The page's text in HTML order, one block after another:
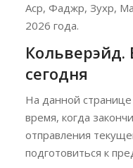
Аср, Фаджр, Зухр,
2026 года.
сегодня
На данной
время, когда
отправления
подготовиться к